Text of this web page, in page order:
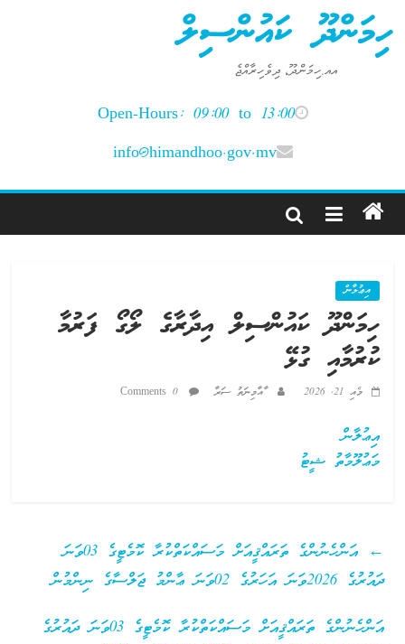
ހިމަންދޫ ކައުންސިލް
އއ.ހިމަންދޫ، ދިވެހިރާއްޖެ
Open-Hours: 09:00 to 13:00
info@himandhoo.gov.mv
އިޢުލާން
ހިމަންދޫ ކައުންސިލް އިދާރާގެ ލޯގޯ ފަރުމާ
ކުރުމާއި ގުޅޭ
މެއި 21, 2026 ާއާމިނަތު ސަރާ 0 Comments
އިޢުލާން
މަޢުލޫމާތު ޝީޓު
←
އަންހެނުންގެ ތަރައްޤީއަށް މަސައްކަތްކުރާ ކޮމެޓީގެ 03ވަނަ
ދައުރުގެ 2026ވަނަ އަހަރުގެ 02ވަނަ ޢާންމު ޖަލްސާގެ ނިންމުން
އަންހެނުންގެ ތަރައްޤީއަށް މަސައްކަތްކުރާ ކޮމެޓީގެ 03ވަނަ ދައުރުގެ